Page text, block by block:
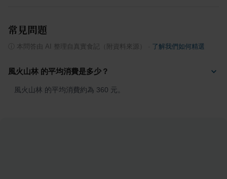
常見問題
本問答由 AI 整理自真實食記（附資料來源） 了解我們如何精選
風火山林 的平均消費是多少？
風火山林 的平均消費約為 360 元。